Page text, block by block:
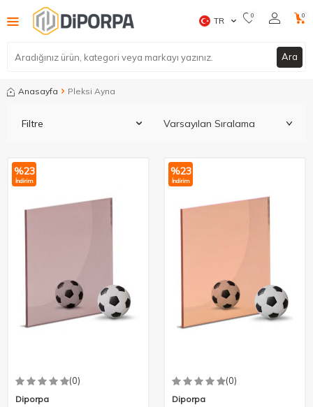
Ara
TR 0 0
Anasayfa Pleksi Ayna
Filtre
%23
İndirim
(0)
Diporpa
%23
İndirim
(0)
Diporpa